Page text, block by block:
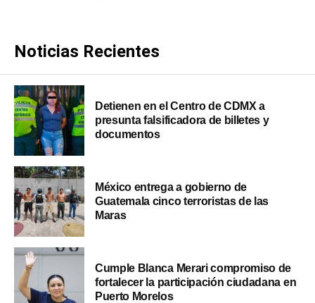
Noticias Recientes
Detienen en el Centro de CDMX a
presunta falsificadora de billetes y
documentos
México entrega a gobierno de
Guatemala cinco terroristas de las
Maras
Cumple Blanca Merari compromiso de
fortalecer la participación ciudadana en
Puerto Morelos